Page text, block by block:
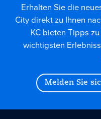
Erhalten Sie die
City direkt zu Ihnen
KC bieten Tipps
wichtigsten
Melden Sie